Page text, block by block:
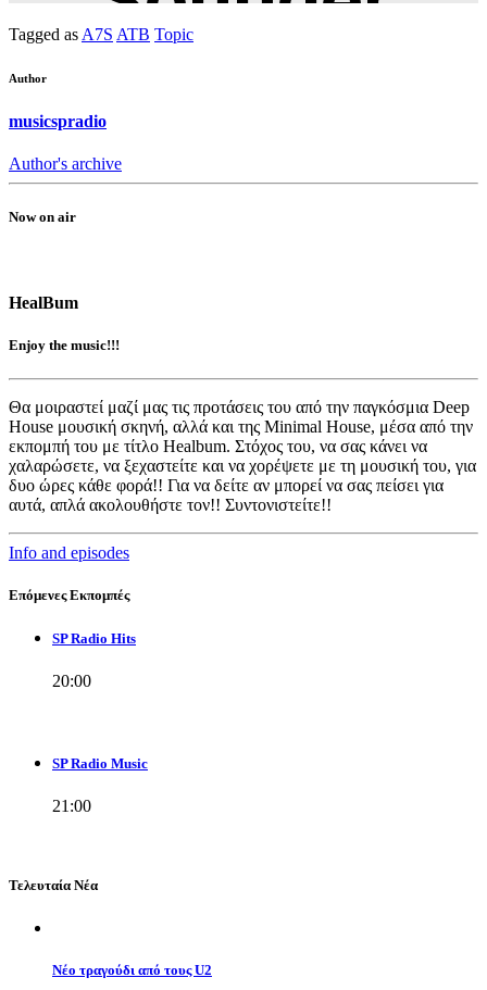
Tagged as A7S ATB Topic
Author
musicspradio
Author's archive
Now on air
HealBum
Enjoy the music!!!
Θα μοιραστεί μαζί μας τις προτάσεις του από την παγκόσμια Deep
House μουσική σκηνή, αλλά και της Minimal House, μέσα από την
εκπομπή του με τίτλο Healbum. Στόχος του, να σας κάνει να
χαλαρώσετε, να ξεχαστείτε και να χορέψετε με τη μουσική του, για
δυο ώρες κάθε φορά!! Για να δείτε αν μπορεί να σας πείσει για
αυτά, απλά ακολουθήστε τον!! Συντονιστείτε!!
Info and episodes
Επόμενες Εκπομπές
SP Radio Hits
20:00
SP Radio Music
21:00
Τελευταία Νέα
Νέο τραγούδι από τους U2